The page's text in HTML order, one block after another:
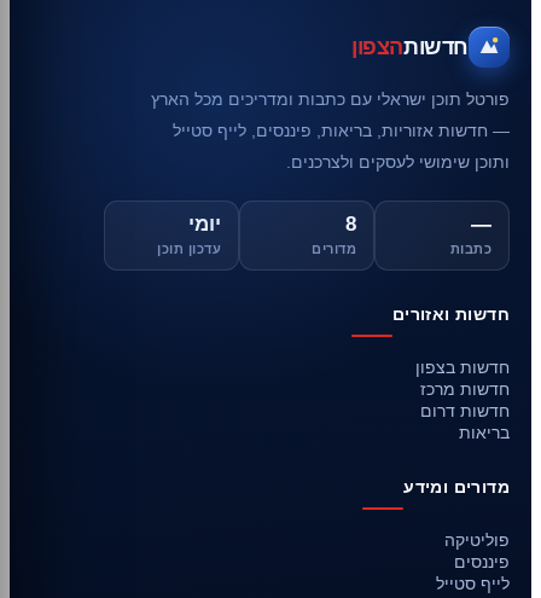
חדשותהצפון
פורטל תוכן ישראלי עם כתבות ומדריכים מכל הארץ
— חדשות אזוריות, בריאות, פיננסים, לייף סטייל
ותוכן שימושי לעסקים ולצרכנים.
—
כתבות
8
מדורים
יומי
עדכון תוכן
חדשות ואזורים
חדשות בצפון
חדשות מרכז
חדשות דרום
בריאות
מדורים ומידע
פוליטיקה
פיננסים
לייף סטייל